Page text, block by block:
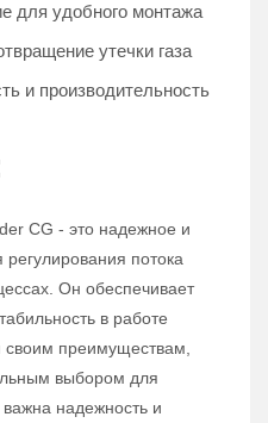
для удобного монтажа
утечки газа
и производительность
CG - это надежное и
потока
Он обеспечивает
в работе
своим преимуществам,
выбором для
надежность и